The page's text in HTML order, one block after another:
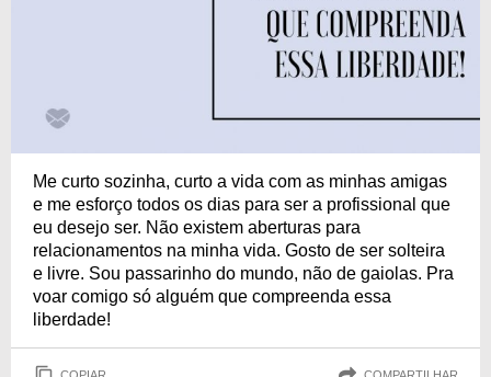
Me curto sozinha, curto a vida com as minhas amigas
e me esforço todos os dias para ser a profissional que
eu desejo ser. Não existem aberturas para
relacionamentos na minha vida. Gosto de ser solteira
e livre. Sou passarinho do mundo, não de gaiolas. Pra
voar comigo só alguém que compreenda essa
liberdade!
COPIAR COMPARTILHAR